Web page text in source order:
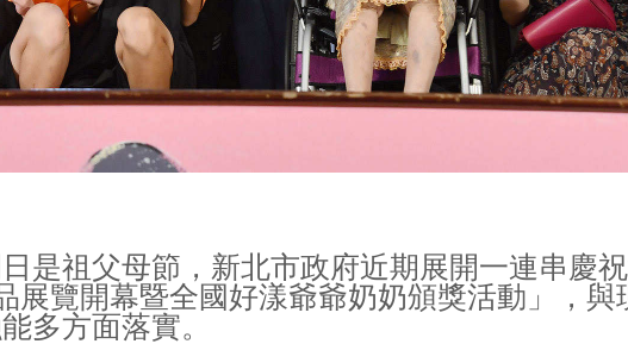
是祖父母節，新北市政府近期展開一連串慶
展覽開幕暨全國好漾爺爺奶奶頒獎活動」，與
多方面落實。